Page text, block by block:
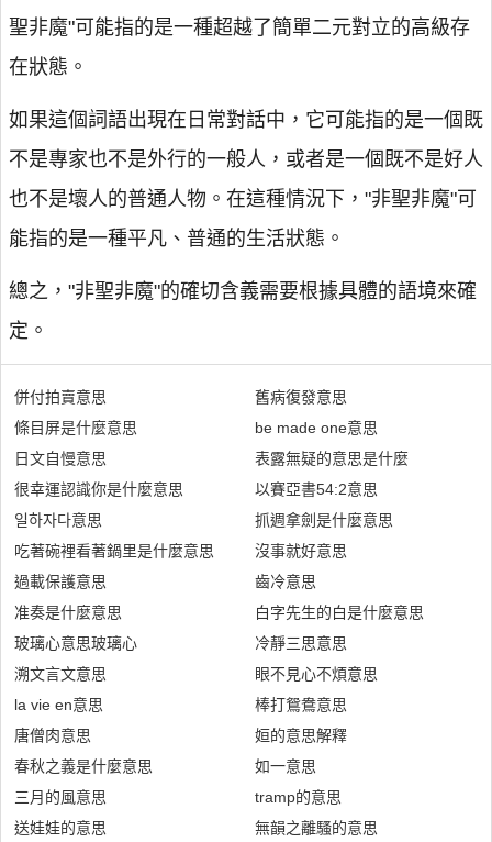
聖非魔"可能指的是一種超越了簡單二元對立的高級存
在狀態。
如果這個詞語出現在日常對話中，它可能指的是一個既
不是專家也不是外行的一般人，或者是一個既不是好人
也不是壞人的普通人物。在這種情況下，"非聖非魔"可
能指的是一種平凡、普通的生活狀態。
總之，"非聖非魔"的確切含義需要根據具體的語境來確
定。
併付拍賣意思
條目屏是什麼意思
日文自慢意思
很幸運認識你是什麼意思
일하자다意思
吃著碗裡看著鍋里是什麼意思
過載保護意思
准奏是什麼意思
玻璃心意思玻璃心
溯文言文意思
la vie en意思
唐僧肉意思
春秋之義是什麼意思
三月的風意思
送娃娃的意思
舊病復發意思
be made one意思
表露無疑的意思是什麼
以賽亞書54:2意思
抓週拿劍是什麼意思
沒事就好意思
齒冷意思
白字先生的白是什麼意思
冷靜三思意思
眼不見心不煩意思
棒打鴛鴦意思
姮的意思解釋
如一意思
tramp的意思
無韻之離騷的意思